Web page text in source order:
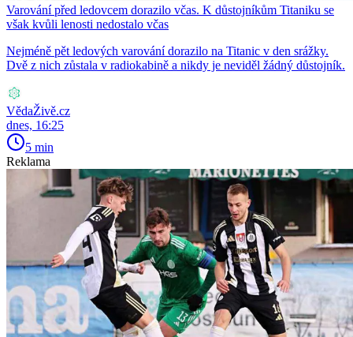
Varování před ledovcem dorazilo včas. K důstojníkům Titaniku se
však kvůli lenosti nedostalo včas
Nejméně pět ledových varování dorazilo na Titanic v den srážky.
Dvě z nich zůstala v radiokabině a nikdy je neviděl žádný důstojník.
VědaŽivě.cz
dnes, 16:25
5 min
Reklama